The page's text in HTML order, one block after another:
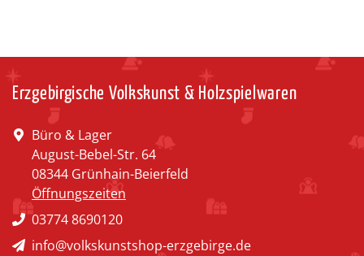
Erzgebirgische Volkskunst & Holzspielwaren
Büro & Lager
August-Bebel-Str. 64
08344 Grünhain-Beierfeld
Öffnungszeiten
03774 8690120
info@volkskunstshop-erzgebirge.de